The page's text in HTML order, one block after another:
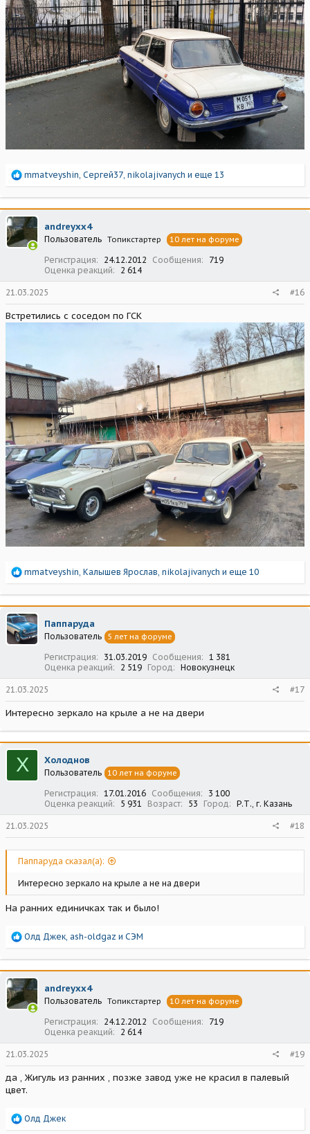
Р
а
к
ц
и
и
mmatveyshin Сергей37 nikolajivanych и еще 13
andreyxx4
Пользователь Топикстартер 10 лет на форуме
Регистрация 24.12.2012 Сообщения
719
Оценка реакций
2 614
21.03.2025 #16
Встретились с соседом по ГСК
Р
а
к
ц
и
и
mmatveyshin Калышев Ярослав nikolajivanych и еще 10
Паппаруда
Пользователь 5 лет на форуме
Регистрация 31.03.2019 Сообщения
1 381
Оценка реакций
2 519 Город Новокузнецк
21.03.2025 #17
Интересно зеркало на крыле а не на двери
Х Холоднов
Пользователь 10 лет на форуме
Регистрация 17.01.2016 Сообщения
3 100
Оценка реакций
5 931 Возраст 53 Город Р.Т., г. Казань
21.03.2025 #18
Паппаруда сказал(а):
Интересно зеркало на крыле а не на двери
На ранних единичках так и было!
Р
а
к
ц
и
и
Олд Джек, ash-oldgaz и СЭМ
andreyxx4
Пользователь Топикстартер 10 лет на форуме
Регистрация 24.12.2012 Сообщения
719
Оценка реакций
2 614
21.03.2025 #19
да , Жигуль из ранних , позже завод уже не красил в палевый
цвет.
Р
Олд Джек